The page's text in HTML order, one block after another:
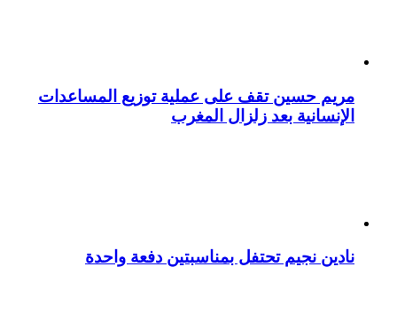
مريم حسين تقف على عملية توزيع المساعدات
الإنسانية بعد زلزال المغرب
نادين نجيم تحتفل بمناسبتين دفعة واحدة